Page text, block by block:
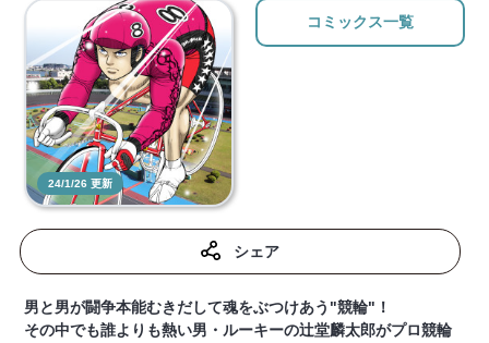
24/1/26 更新
コミックス一覧
シェア
男と男が闘争本能むきだして魂をぶつけあう"競輪"！
その中でも誰よりも熱い男・ルーキーの辻堂麟太郎がプロ競輪